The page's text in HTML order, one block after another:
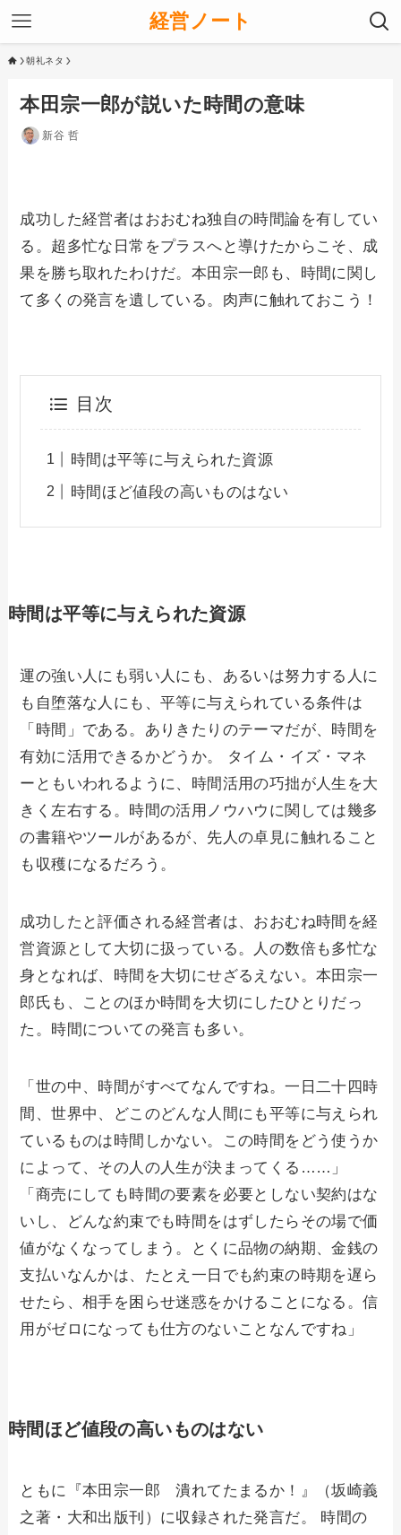
経営ノート
朝礼ネタ
本田宗一郎が説いた時間の意味
新谷 哲
成功した経営者はおおむね独自の時間論を有してい
る。超多忙な日常をプラスへと導けたからこそ、成
果を勝ち取れたわけだ。本田宗一郎も、時間に関し
て多くの発言を遺している。肉声に触れておこう！
目次
時間は平等に与えられた資源
時間ほど値段の高いものはない
時間は平等に与えられた資源
運の強い人にも弱い人にも、あるいは努力する人に
も自堕落な人にも、平等に与えられている条件は
「時間」である。ありきたりのテーマだが、時間を
有効に活用できるかどうか。 タイム・イズ・マネ
ーともいわれるように、時間活用の巧拙が人生を大
きく左右する。時間の活用ノウハウに関しては幾多
の書籍やツールがあるが、先人の卓見に触れること
も収穫になるだろう。
成功したと評価される経営者は、おおむね時間を経
営資源として大切に扱っている。人の数倍も多忙な
身となれば、時間を大切にせざるえない。本田宗一
郎氏も、ことのほか時間を大切にしたひとりだっ
た。時間についての発言も多い。
「世の中、時間がすべてなんですね。一日二十四時
間、世界中、どこのどんな人間にも平等に与えられ
ているものは時間しかない。この時間をどう使うか
によって、その人の人生が決まってくる……」
「商売にしても時間の要素を必要としない契約はな
いし、どんな約束でも時間をはずしたらその場で価
値がなくなってしまう。とくに品物の納期、金銭の
支払いなんかは、たとえ一日でも約束の時期を遅ら
せたら、相手を困らせ迷惑をかけることになる。信
用がゼロになっても仕方のないことなんですね」
時間ほど値段の高いものはない
ともに『本田宗一郎 潰れてたまるか！』（坂崎義
之著・大和出版刊）に収録された発言だ。 時間の